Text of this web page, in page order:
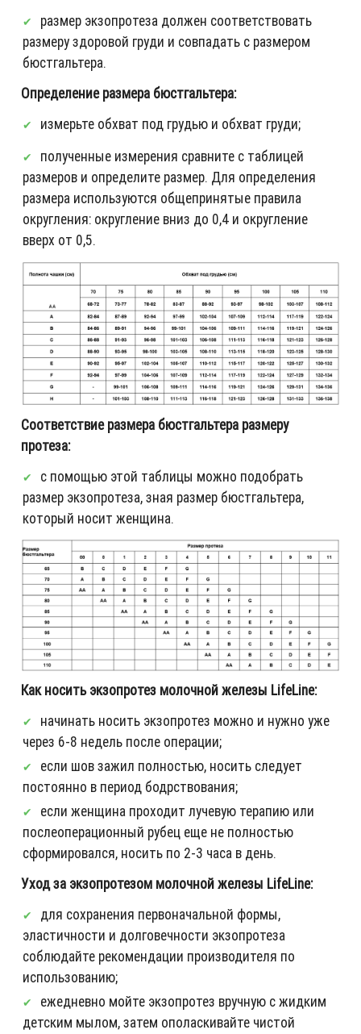
размер экзопротеза должен соответствовать
размеру здоровой груди и совпадать с размером
бюстгальтера.
Определение размера бюстгальтера:
измерьте обхват под грудью и обхват груди;
полученные измерения сравните с таблицей
размеров и определите размер. Для определения
размера используются общепринятые правила
округления: округление вниз до 0,4 и округление
вверх от 0,5.
Соответствие размера бюстгальтера размеру
протеза:
с помощью этой таблицы можно подобрать
размер экзопротеза, зная размер бюстгальтера,
который носит женщина.
Как носить экзопротез молочной железы LifeLine:
начинать носить экзопротез можно и нужно уже
через 6-8 недель после операции;
если шов зажил полностью, носить следует
постоянно в период бодрствования;
если женщина проходит лучевую терапию или
послеоперационный рубец еще не полностью
сформировался, носить по 2-3 часа в день.
Уход за экзопротезом молочной железы LifeLine:
для сохранения первоначальной формы,
эластичности и долговечности экзопротеза
соблюдайте рекомендации производителя по
использованию;
ежедневно мойте экзопротез вручную с жидким
детским мылом, затем ополаскивайте чистой